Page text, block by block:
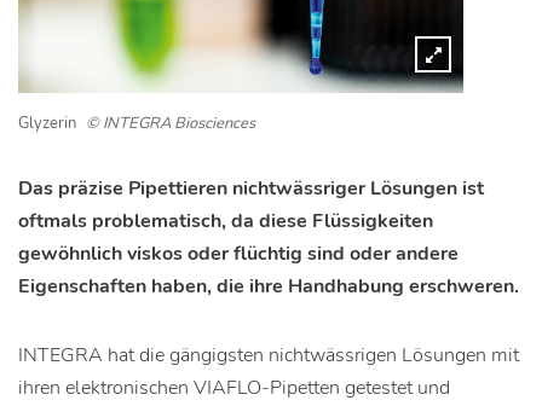
Glyzerin © INTEGRA Biosciences
Das präzise Pipettieren nichtwässriger Lösungen ist
oftmals problematisch, da diese Flüssigkeiten
gewöhnlich viskos oder flüchtig sind oder andere
Eigenschaften haben, die ihre Handhabung erschweren.
INTEGRA hat die gängigsten nichtwässrigen Lösungen mit
ihren elektronischen VIAFLO-Pipetten getestet und